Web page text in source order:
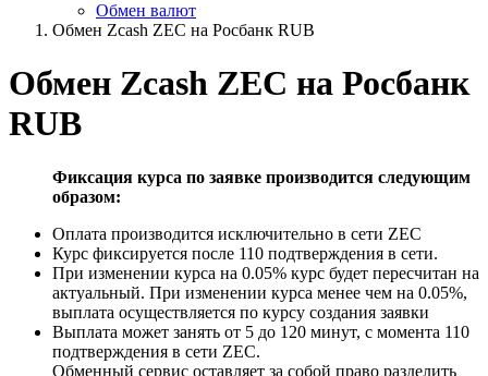
Обмен валют
Обмен Zcash ZEC на Росбанк RUB
Обмен Zcash ZEC на Росбанк
RUB
Фиксация курса по заявке производится следующим
образом:
Оплата производится исключительно в сети ZEC
Курс фиксируется после 110 подтверждения в сети.
При изменении курса на 0.05% курс будет пересчитан на
актуальный. При изменении курса менее чем на 0.05%,
выплата осуществляется по курсу создания заявки
Выплата может занять от 5 до 120 минут, с момента 110
подтверждения в сети ZEC.
Обменный сервис оставляет за собой право разделить